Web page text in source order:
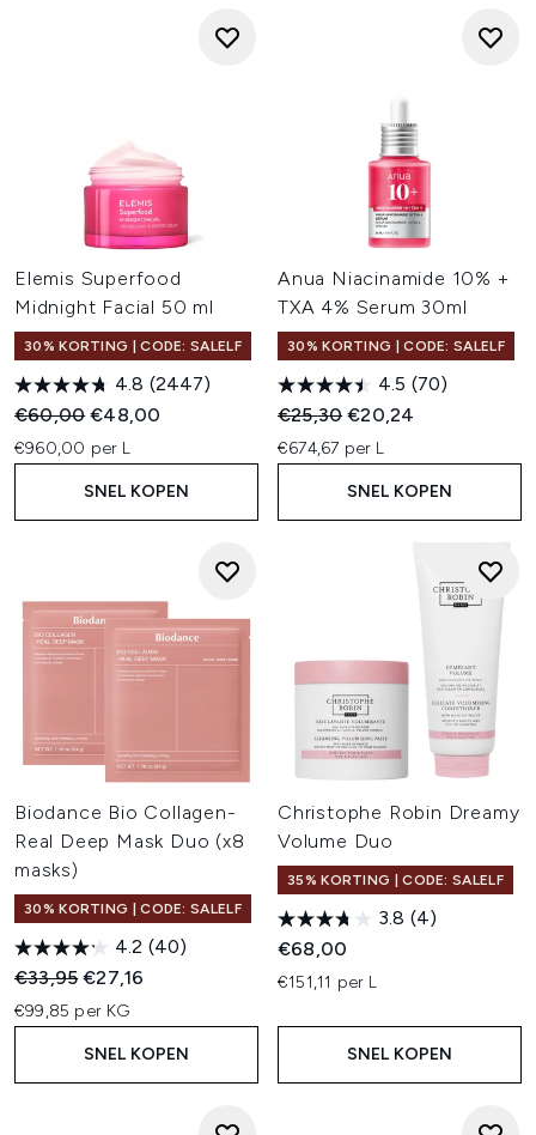
Elemis Superfood
Midnight Facial 50 ml
30% KORTING | CODE: SALELF
4.8 (2447)
Recommended Retail Price:
€60,00Huidige prijs:
€48,00
€960,00 per L
SNEL KOPEN
Anua Niacinamide 10% +
TXA 4% Serum 30ml
30% KORTING | CODE: SALELF
4.5 (70)
Recommended Retail Price:
€25,30Huidige prijs:
€20,24
€674,67 per L
SNEL KOPEN
Biodance Bio Collagen-
Real Deep Mask Duo (x8
masks)
30% KORTING | CODE: SALELF
4.2 (40)
Recommended Retail Price:
€33,95Huidige prijs:
€27,16
€99,85 per KG
SNEL KOPEN
Christophe Robin Dreamy
Volume Duo
35% KORTING | CODE: SALELF
3.8 (4)
€68,00
€151,11 per L
SNEL KOPEN